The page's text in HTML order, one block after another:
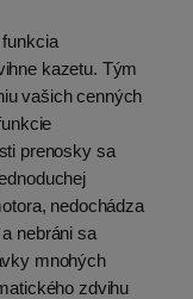
kazetu. Tým
vašich cenných
prenosky sa
nedochádza
nebráni sa
mnohých
zdvihu